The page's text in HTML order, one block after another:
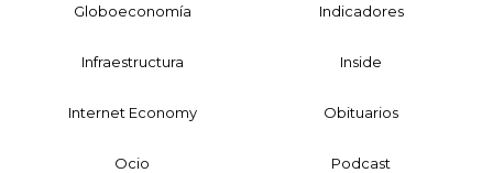
Globoeconomía Indicadores
Infraestructura Inside
Internet Economy Obituarios
Ocio Podcast